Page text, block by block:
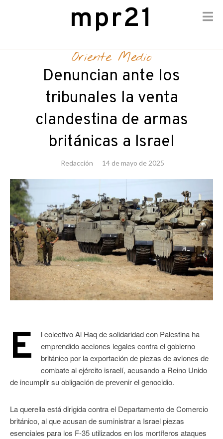
mpr21
Oriente Medio
Denuncian ante los
tribunales la venta
clandestina de armas
británicas a Israel
Redacción 14 de mayo de 2025
E
l colectivo Al Haq de solidaridad con Palestina ha
emprendido acciones legales contra el gobierno
británico por la exportación de piezas de aviones de
combate al ejército israelí, acusando a Reino Unido
de incumplir su obligación de prevenir el genocidio.
La querella está dirigida contra el Departamento de Comercio
británico, al que acusan de suministrar a Israel piezas
esenciales para los F-35 utilizados en los mortíferos ataques